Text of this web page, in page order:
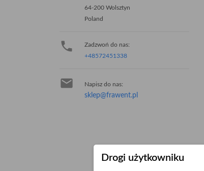
64-200 Wolsztyn
Poland

Zadzwoń do nas:
+48572451338
 Napisz do nas:
sklep@frawent.pl
Drogi użytkowniku